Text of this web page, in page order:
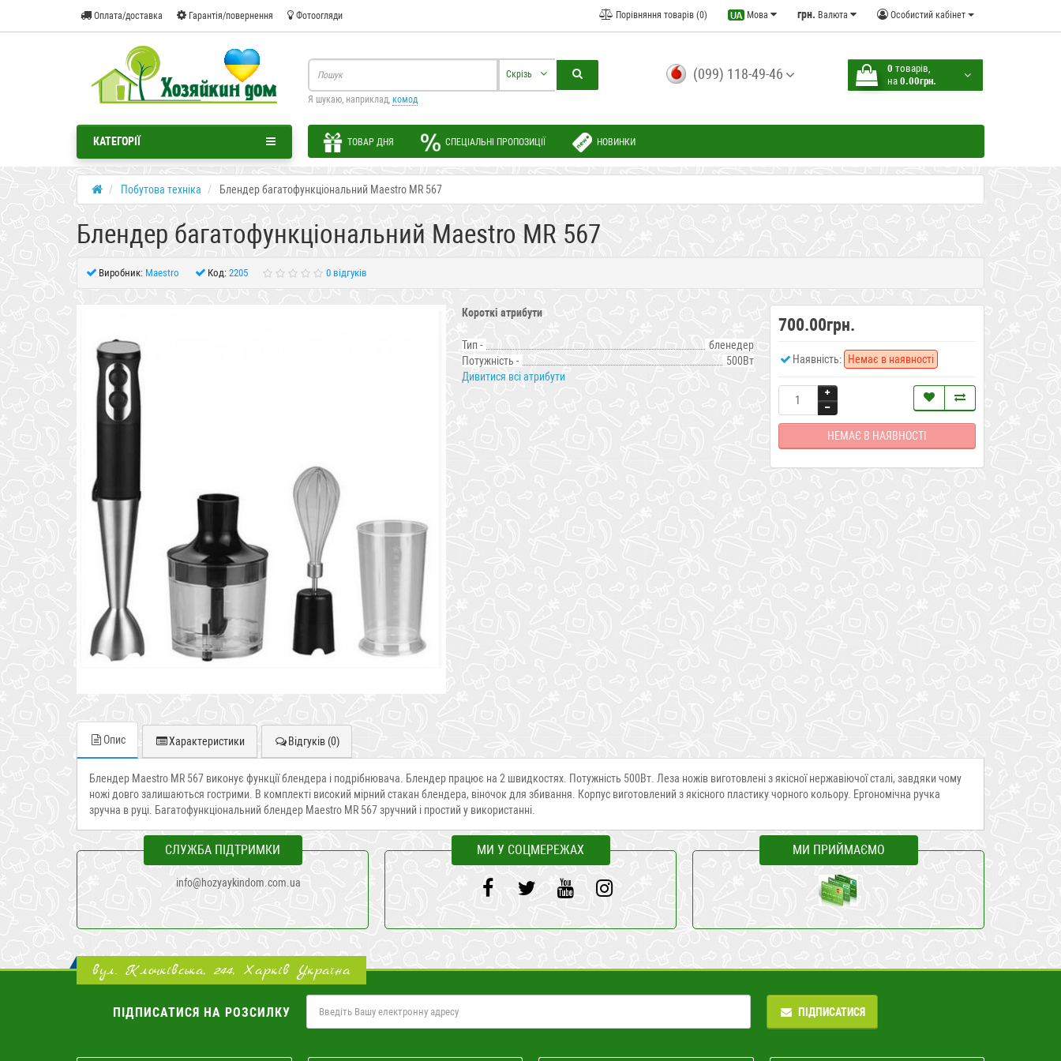
Оплата/доставка Гарантія/повернення Фотоогляди Особистий кабінет
грн. Валюта
Мова
Порівняння товарів (0)
(099) 118-49-46 0 товарів,
на 0.00грн.
Скрізь
Я шукаю, наприклад, комод
ТОВАР ДНЯ СПЕЦІАЛЬНІ ПРОПОЗИЦІЇ НОВИНКИ
КАТЕГОРІЇ
Побутова техніка Блендер багатофункціональний Maestro MR 567
Блендер багатофункціональний Maestro MR 567
Виробник: Maestro Код: 2205 0 відгуків
Короткі атрибути
Тип -
бленедер
Потужність -
500Вт
Дивитися всі атрибути
700.00грн.
Наявність: Немає в наявності
НЕМАЄ В НАЯВНОСТІ
Опис Характеристики Відгуків (0)
Блендер Maestro MR 567 виконує функції блендера і подрібнювача. Блендер працює на 2 швидкостях. Потужність 500Вт. Леза ножів виготовлені з якісної нержавіючої сталі, завдяки чому
ножі довго залишаються гострими. В комплекті високий мірний стакан блендера, віночок для збивання. Корпус виготовлений з якісного пластику чорного кольору. Ергономічна ручка
зручна в руці. Багатофункціональний блендер Maestro MR 567 зручний і простий у використанні.
СЛУЖБА ПІДТРИМКИ
info@hozyaykindom.com.ua
МИ У СОЦМЕРЕЖАХ МИ ПРИЙМАЄМО
вул. Клочківська, 244, Харків Україна
ПІДПИСАТИСЯ НА РОЗСИЛКУ ПІДПИСАТИСЯ